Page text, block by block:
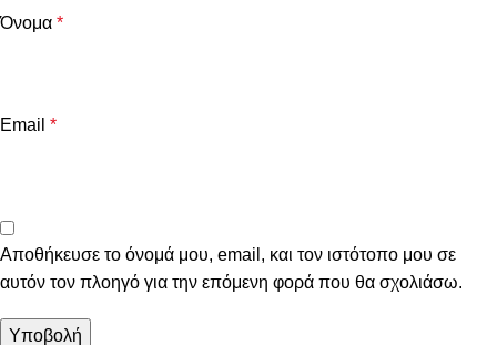
Όνομα *
Email *
Αποθήκευσε το όνομά μου, email, και τον ιστότοπο μου σε
αυτόν τον πλοηγό για την επόμενη φορά που θα σχολιάσω.